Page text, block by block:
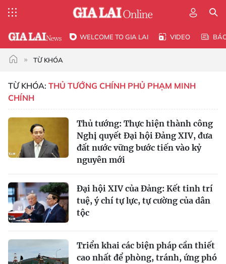
WELCOME TO GIA LAI VIDEO
TỪ KHÓA
TỪ KHÓA: THỦ TƯỚNG CHÍNH PHỦ PHẠM MINH
CHÍNH
Thủ tướng: Thực hiện thành công
Nghị quyết Đại hội Đảng XIV, đưa
đất nước vững bước tiến vào kỷ
nguyên mới
Đại hội XIV của Đảng: Kết tinh trí
tuệ, ý chí tự lực, tự cường của dân
tộc
Triển khai các biện pháp cần thiết
cao nhất để phòng, tránh, ứng phó